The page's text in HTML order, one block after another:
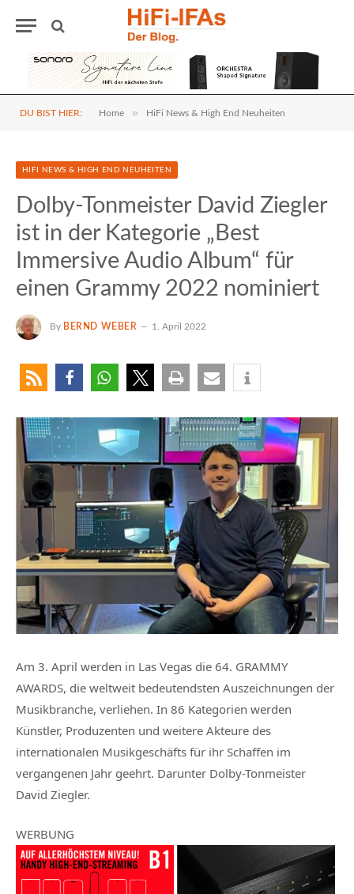
DU BIST HIER: Home » HiFi News & High End Neuheiten
HIFI NEWS & HIGH END NEUHEITEN
Dolby-Tonmeister David Ziegler
ist in der Kategorie „Best
Immersive Audio Album“ für
einen Grammy 2022 nominiert
By BERND WEBER 1. April 2022
Am 3. April werden in Las Vegas die 64. GRAMMY
AWARDS, die weltweit bedeutendsten Auszeichnungen der
Musikbranche, verliehen. In 86 Kategorien werden
Künstler, Produzenten und weitere Akteure des
internationalen Musikgeschäfts für ihr Schaffen im
vergangenen Jahr geehrt. Darunter Dolby-Tonmeister
David Ziegler.
WERBUNG